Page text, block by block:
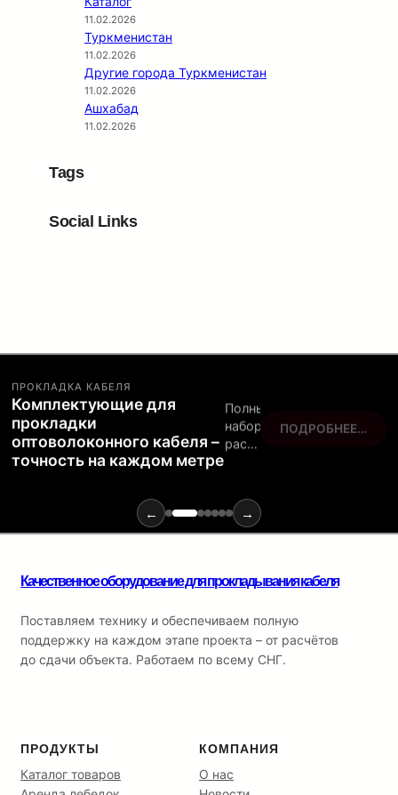
11.02.2026
Туркменистан
11.02.2026
Другие города Туркменистан
11.02.2026
Ашхабад
11.02.2026
Tags
Social Links
ПРОКЛАДКА КАБЕЛЯ
Комплектующие для
прокладки
оптоволоконного кабеля –
точность на каждом метре
Полный
набор
расходных
для
монтажа
ввода
кабельную
канализацию
до
ПОДРОБНЕЕ…
← →
Качественное оборудование для прокладывания кабеля
Поставляем технику и обеспечиваем полную
поддержку на каждом этапе проекта – от расчётов
до сдачи объекта. Работаем по всему СНГ.
ПРОДУКТЫ
Каталог товаров
КОМПАНИЯ
О нас